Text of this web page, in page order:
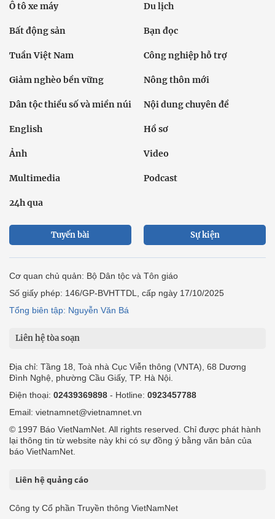
Ô tô xe máy Du lịch
Bất động sản Bạn đọc
Tuần Việt Nam Công nghiệp hỗ trợ
Giảm nghèo bền vững Nông thôn mới
Dân tộc thiểu số và miền núi Nội dung chuyên đề
English Hồ sơ
Ảnh Video
Multimedia Podcast
24h qua
Tuyến bài Sự kiện
Cơ quan chủ quản: Bộ Dân tộc và Tôn giáo
Số giấy phép: 146/GP-BVHTTDL, cấp ngày 17/10/2025
Tổng biên tập: Nguyễn Văn Bá
Liên hệ tòa soạn
Địa chỉ: Tầng 18, Toà nhà Cục Viễn thông (VNTA), 68 Dương
Đình Nghệ, phường Cầu Giấy, TP. Hà Nội.
Điện thoại: 02439369898 - Hotline: 0923457788
Email: vietnamnet@vietnamnet.vn
© 1997 Báo VietNamNet. All rights reserved. Chỉ được phát hành
lại thông tin từ website này khi có sự đồng ý bằng văn bản của
báo VietNamNet.
Liên hệ quảng cáo
Công ty Cổ phần Truyền thông VietNamNet